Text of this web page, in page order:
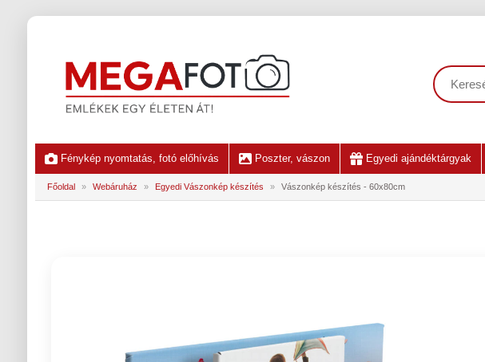
Fénykép nyomtatás, fotó előhívás Poszter, vászon Egyedi ajándéktárgyak
Főoldal » Webáruház » Egyedi Vászonkép készítés » Vászonkép készítés - 60x80cm